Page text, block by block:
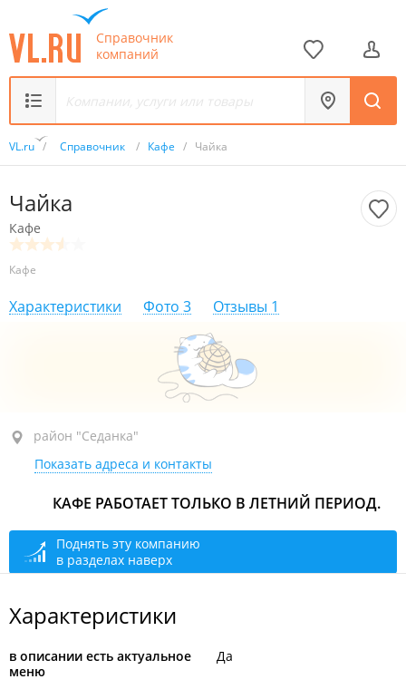
Справочник
компаний
VL.ru / Справочник / Кафе / Чайка
Чайка
Кафе
Кафе
Характеристики Фото 3 Отзывы 1
район "Седанка", ул. Десятая, 44
Парк им. Лазо
открыто: 10:00–23:59
район "Седанка"
Показать адреса и контакты
КАФЕ РАБОТАЕТ ТОЛЬКО В ЛЕТНИЙ ПЕРИОД.
Поднять эту компанию
в разделах наверх
Характеристики
в описании есть актуальное
меню
Да